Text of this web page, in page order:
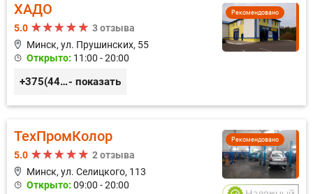
Рекомендовано
ХАДО
5.0
3 отзыва
Минск, ул. Прушинских, 55
Открыто: 11:00 - 20:00
+375(44) 559-27-77- показать
Рекомендовано
ТехПромКолор
5.0
2 отзыва
Минск, ул. Селицкого, 113
Открыто: 09:00 - 20:00